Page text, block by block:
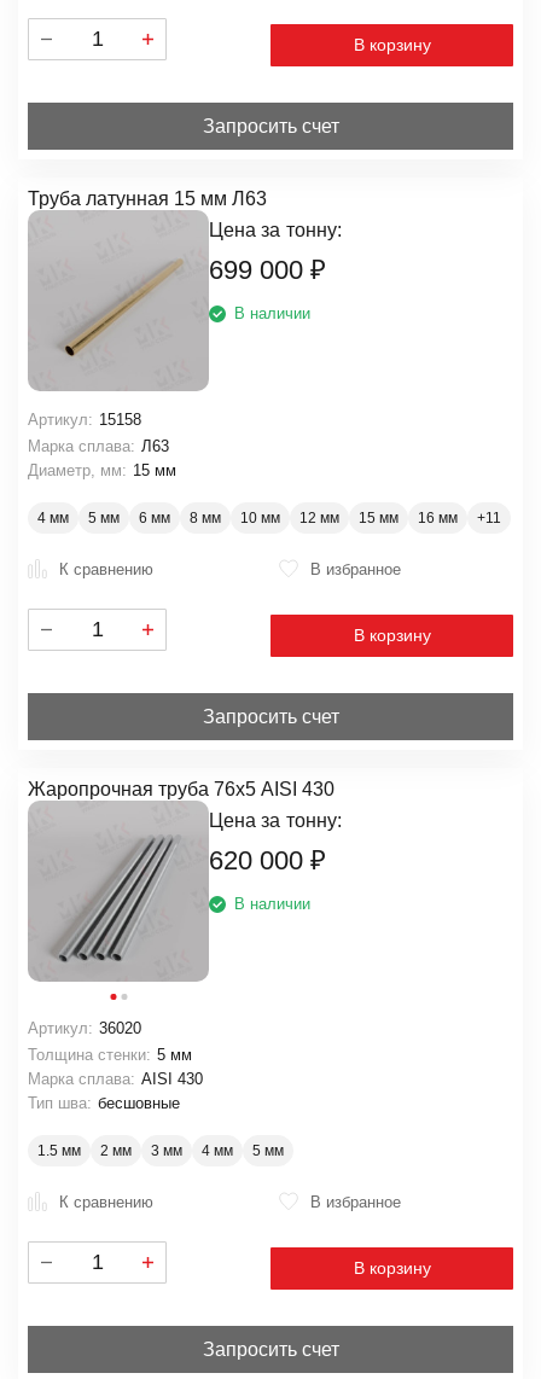
В корзину
Запросить счет
Труба латунная 15 мм Л63
Цена за тонну:
699 000 ₽
В наличии
Артикул: 15158
Марка сплава: Л63
Диаметр, мм: 15 мм
4 мм 5 мм 6 мм 8 мм 10 мм 12 мм 15 мм 16 мм
К сравнению В избранное
В корзину
Запросить счет
Жаропрочная труба 76х5 AISI 430
Цена за тонну:
620 000 ₽
В наличии
Артикул: 36020
Толщина стенки: 5 мм
Марка сплава: AISI 430
Тип шва: бесшовные
1.5 мм 2 мм 3 мм 4 мм 5 мм
К сравнению В избранное
В корзину
Запросить счет